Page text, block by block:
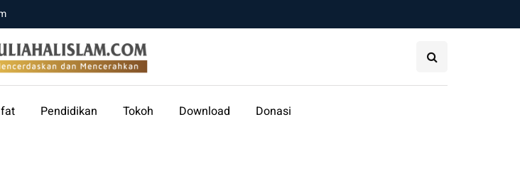
Pendidikan Tokoh Download Donasi